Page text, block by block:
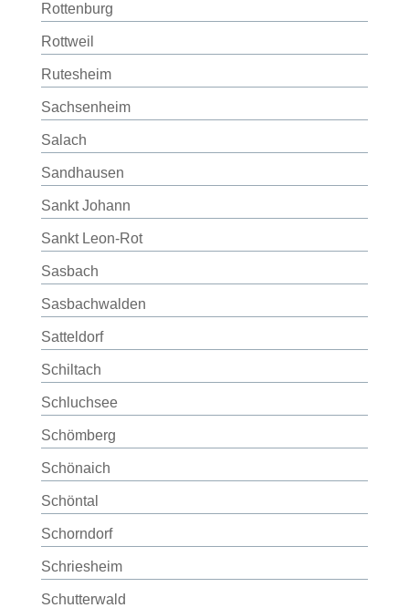
Rottenburg
Rottweil
Rutesheim
Sachsenheim
Salach
Sandhausen
Sankt Johann
Sankt Leon-Rot
Sasbach
Sasbachwalden
Satteldorf
Schiltach
Schluchsee
Schömberg
Schönaich
Schöntal
Schorndorf
Schriesheim
Schutterwald